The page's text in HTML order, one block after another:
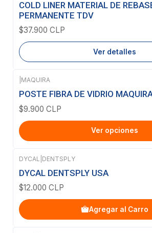
COLD LINER MATERIAL DE
PERMANENTE TDV
$37.900 CLP
Ver detalles
MAQUIRA
POSTE FIBRA DE VIDRIO
$9.900 CLP
Ver opciones
DYCAL DENTSPLY
DYCAL DENTSPLY USA
$12.000 CLP
Agregar al Carro